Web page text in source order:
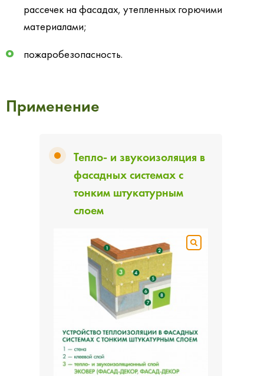
рассечек на фасадах, утепленных горючими
материалами;
пожаробезопасность.
Применение
Тепло- и звукоизоляция в
фасадных системах с
тонким штукатурным
слоем